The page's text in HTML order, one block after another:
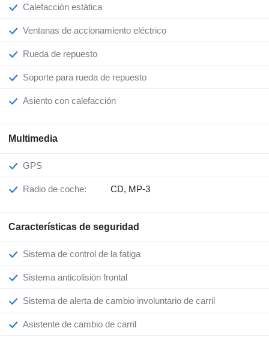
Calefacción estática
Ventanas de accionamiento eléctrico
Rueda de repuesto
Soporte para rueda de repuesto
Asiento con calefacción
Multimedia
GPS
Radio de coche: CD, MP-3
Características de seguridad
Sistema de control de la fatiga
Sistema anticolisión frontal
Sistema de alerta de cambio involuntario de carril
Asistente de cambio de carril